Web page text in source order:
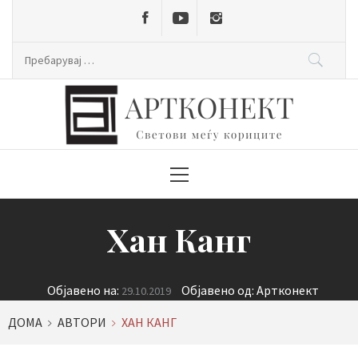
Пребарувај
Menu
Хан Канг
Објавено на: 29.10.2019 Објавено од: Артконект
ДОМА
АВТОРИ ХАН КАНГ